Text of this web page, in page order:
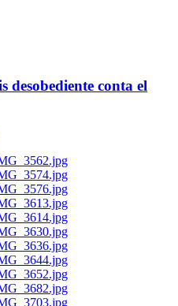
desobediente conta el